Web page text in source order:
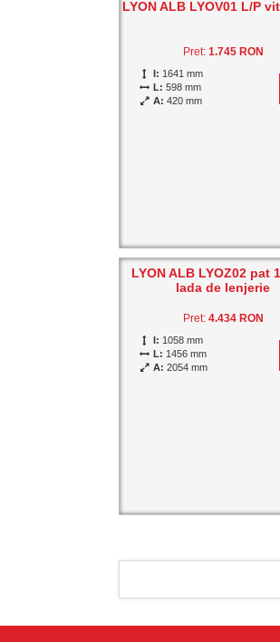
LYON ALB LYOV01 L/P
Pret:1.745 RON
I: 1641 mm
L: 598 mm
A: 420 mm
LYON ALB LYOZ02 pat
lada de lenjerie
Pret:4.434 RON
I: 1058 mm
L: 1456 mm
A: 2054 mm